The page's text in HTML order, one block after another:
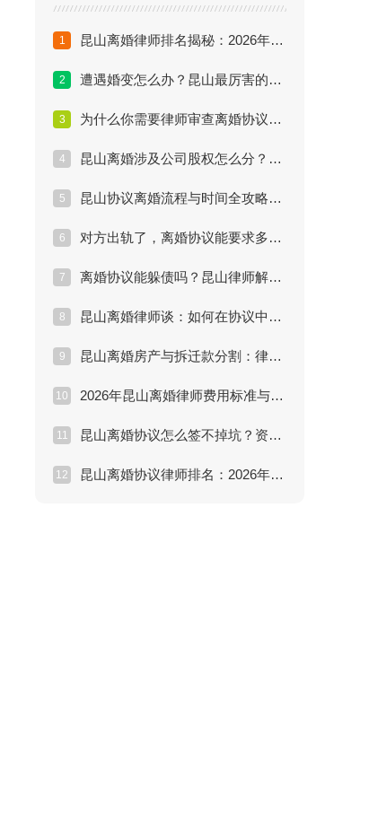
1 昆山离婚律师排名揭秘：2026年谁是真正的实战派专家？
2 遭遇婚变怎么办？昆山最厉害的离婚律师教你三步止损与维权
3 为什么你需要律师审查离婚协议？昆山律师告诉你真相
4 昆山离婚涉及公司股权怎么分？专业律师的避险指南
5 昆山协议离婚流程与时间全攻略：最快多久能拿证？
6 对方出轨了，离婚协议能要求多少赔偿？昆山律师实战解答
7 离婚协议能躲债吗？昆山律师解读夫妻共同债务陷阱
8 昆山离婚律师谈：如何在协议中锁定抚养权与探视权？
9 昆山离婚房产与拆迁款分割：律师教你利益最大化
10 2026年昆山离婚律师费用标准与性价比分析
11 昆山离婚协议怎么签不掉坑？资深律师揭秘三大陷阱
12 昆山离婚协议律师排名：2026年口碑推荐与避坑指南